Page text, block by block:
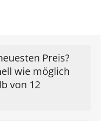
Preis?
wie möglich
von 12